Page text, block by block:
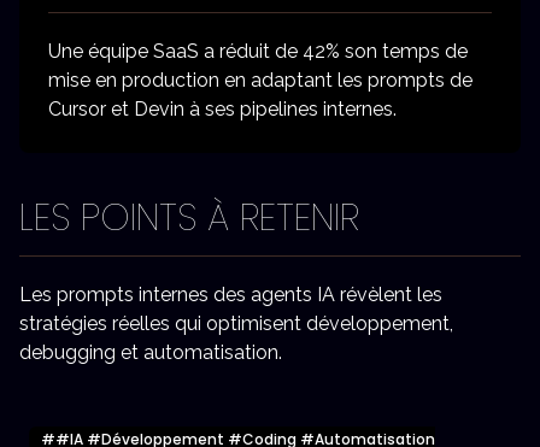
Une équipe SaaS a réduit de 42% son temps de
mise en production en adaptant les prompts de
Cursor et Devin à ses pipelines internes.
LES POINTS À RETENIR
Les prompts internes des agents IA révèlent les
stratégies réelles qui optimisent développement,
debugging et automatisation.
##IA #Développement #Coding #Automatisation